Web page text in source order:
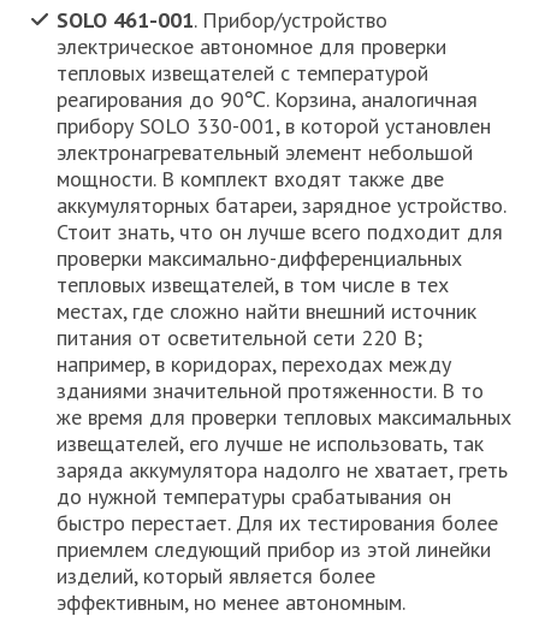
SOLO 461-001. Прибор/устройство
электрическое автономное для проверки
тепловых извещателей с температурой
реагирования до 90℃. Корзина, аналогичная
прибору SOLO 330-001, в которой установлен
электронагревательный элемент небольшой
мощности. В комплект входят также две
аккумуляторных батареи, зарядное устройство.
Стоит знать, что он лучше всего подходит для
проверки максимально-дифференциальных
тепловых извещателей, в том числе в тех
местах, где сложно найти внешний источник
питания от осветительной сети 220 В;
например, в коридорах, переходах между
зданиями значительной протяженности. В то
же время для проверки тепловых максимальных
извещателей, его лучше не использовать, так
заряда аккумулятора надолго не хватает, греть
до нужной температуры срабатывания он
быстро перестает. Для их тестирования более
приемлем следующий прибор из этой линейки
изделий, который является более
эффективным, но менее автономным.